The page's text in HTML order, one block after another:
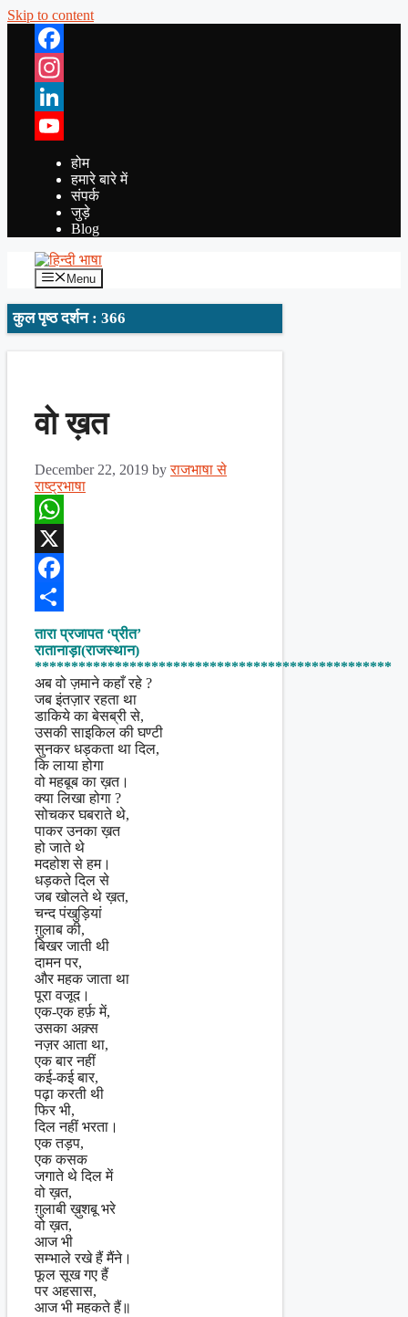
Skip to content
Facebook
Instagram
LinkedIn
YouTube
होम
हमारे बारे में
संपर्क
जुड़े
Blog
Menu
कुल पृष्ठ दर्शन : 366
वो ख़त
December 22, 2019 byराजभाषा से
राष्ट्रभाषा
WhatsApp
X
Facebook
Share
तारा प्रजापत ‘प्रीत’
रातानाड़ा(राजस्थान)
*************************************************
अब वो ज़माने कहाँ रहे ?
जब इंतज़ार रहता था
डाकिये का बेसब्री से,
उसकी साइकिल की घण्टी
सुनकर धड़कता था दिल,
कि लाया होगा
वो महबूब का ख़त।
क्या लिखा होगा ?
सोचकर घबराते थे,
पाकर उनका ख़त
हो जाते थे
मदहोश से हम।
धड़कते दिल से
जब खोलते थे ख़त,
चन्द पंखुड़ियां
ग़ुलाब की,
बिखर जाती थी
दामन पर,
और महक जाता था
पूरा वजूद।
एक-एक हर्फ़ में,
उसका अक़्स
नज़र आता था,
एक बार नहीं
कई-कई बार,
पढ़ा करती थी
फिर भी,
दिल नहीं भरता।
एक तड़प,
एक कसक
जगाते थे दिल में
वो ख़त,
ग़ुलाबी ख़ुशबू भरे
वो ख़त,
आज भी
सम्भाले रखे हैं मैंने।
फूल सूख गए हैं
पर अहसास,
आज भी महकते हैं॥